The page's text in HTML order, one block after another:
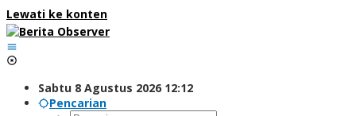
Lewati ke konten
Sabtu 8 Agustus 2026 12:12
Pencarian